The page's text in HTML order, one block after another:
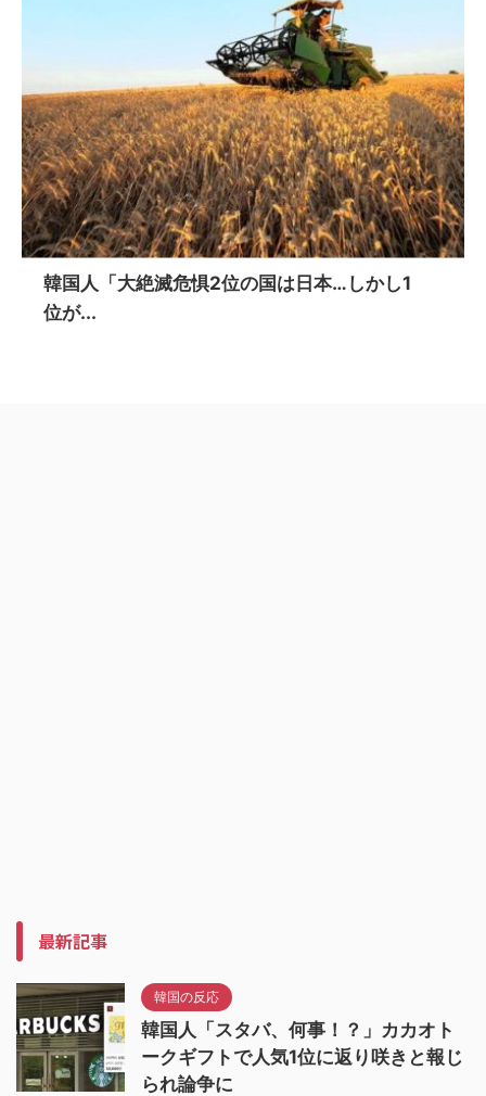
韓国人「大絶滅危惧2位の国は日本…しかし1
位が...
最新記事
韓国の反応
韓国人「スタバ、何事！？」カカオト
ークギフトで人気1位に返り咲きと報じ
られ論争に